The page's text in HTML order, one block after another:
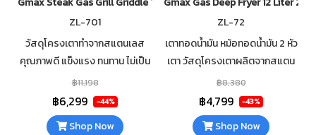
ZL-701
วัสดุโครงเตาทำจากสแตนเลส
คุณภาพดี แข็งแรง ทนทาน ไม่เป็น
สนิม กระทะหน้าเรียบ ทำจากเหล็ก
อย่างหนา เคลือบสารกันติดกระทะ
หัวเตาเป็นรูปตัว H
฿11,198
฿6,299 -44%
Shop Now
ZL-72
เตาทอดน้ำมัน หม้อทอดน้ำมัน 2 หัว
เตา วัสดุโครงเตาผลิตจากสแตน
เลส คุณภาพสูง 2 หัวเตาให้ความ
ร้อนสูงถึง 36,000 BTU/hr แรง
ดันแก๊ส 2,800 Pa
฿8,380
฿4,799 -43%
Shop Now